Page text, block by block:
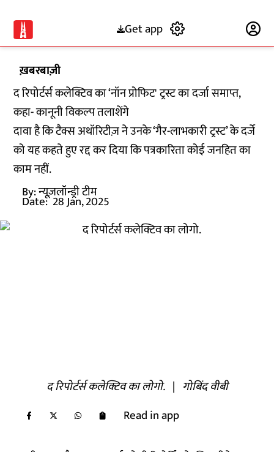
Get app
ख़बरबाज़ी
द रिपोर्टर्स कलेक्टिव का ‘नॉन प्रोफिट' ट्रस्ट का दर्जा समाप्त,
कहा- कानूनी विकल्प तलाशेंगे
दावा है कि टैक्स अथॉरिटीज़ ने उनके ‘गैर-लाभकारी ट्रस्ट’ के दर्जे
को यह कहते हुए रद्द कर दिया कि पत्रकारिता कोई जनहित का
काम नहीं.
By:न्यूज़लॉन्ड्री टीम
Date: 28 Jan, 2025
द रिपोर्टर्स कलेक्टिव का लोगो. | गोबिंद वीबी
Read in app